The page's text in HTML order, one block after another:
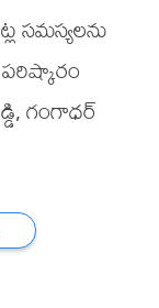
సమస్యలను
గంగాధర్